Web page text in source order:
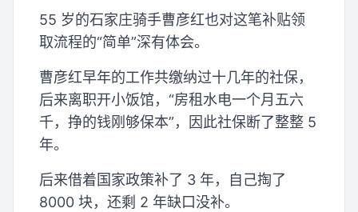
55 岁的石家庄骑手曹彦红也对这笔补贴领
取流程的“简单”深有体会。
曹彦红早年的工作共缴纳过十几年的社保，
后来离职开小饭馆，“房租水电一个月五六
千，挣的钱刚够保本”，因此社保断了整整 5
年。
后来借着国家政策补了 3 年，自己掏了
8000 块，还剩 2 年缺口没补。